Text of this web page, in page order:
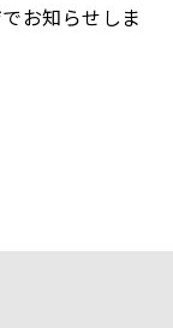
お知らせしま